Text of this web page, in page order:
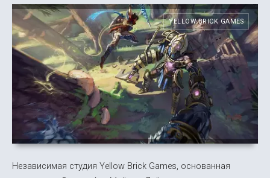
YELLOW BRICK GAMES
Независимая студия Yellow Brick Games, основанная